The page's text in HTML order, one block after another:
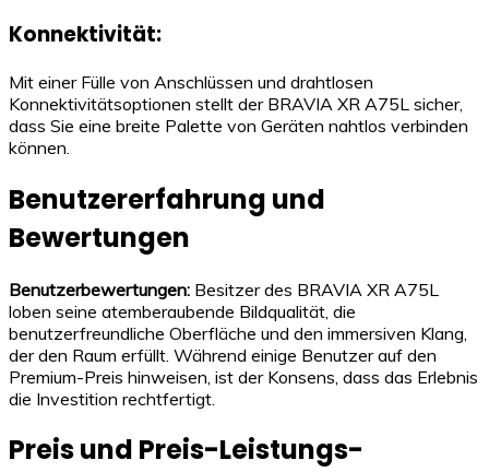
Konnektivität:
Mit einer Fülle von Anschlüssen und drahtlosen
Konnektivitätsoptionen stellt der BRAVIA XR A75L sicher,
dass Sie eine breite Palette von Geräten nahtlos verbinden
können.
Benutzererfahrung und
Bewertungen
Benutzerbewertungen: Besitzer des BRAVIA XR A75L
loben seine atemberaubende Bildqualität, die
benutzerfreundliche Oberfläche und den immersiven Klang,
der den Raum erfüllt. Während einige Benutzer auf den
Premium-Preis hinweisen, ist der Konsens, dass das Erlebnis
die Investition rechtfertigt.
Preis und Preis-Leistungs-